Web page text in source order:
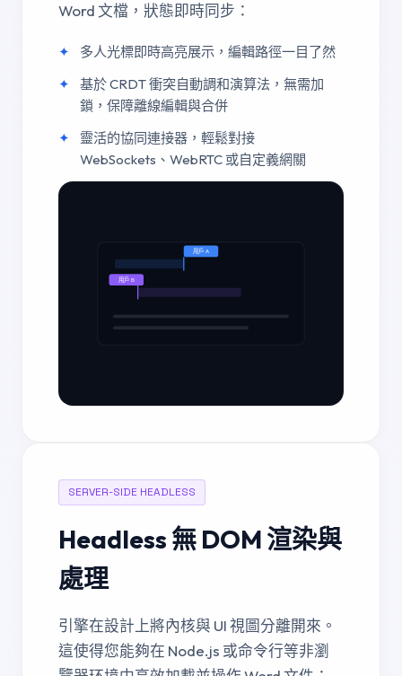
Word 文檔，狀態即時同步：
多人光標即時高亮展示，編輯路徑一目了然
基於 CRDT 衝突自動調和演算法，無需加
鎖，保障離線編輯與合併
靈活的協同連接器，輕鬆對接
WebSockets、WebRTC 或自定義網關
用戶 A
用戶 B
SERVER-SIDE HEADLESS
Headless 無 DOM 渲染與
處理
引擎在設計上將內核與 UI 視圖分離開來。
這使得您能夠在 Node.js 或命令行等非瀏